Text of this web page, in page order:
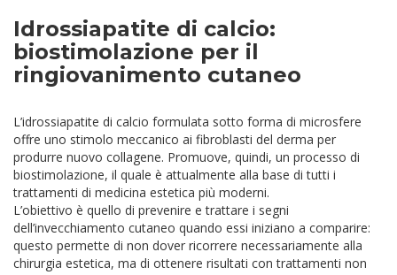
Idrossiapatite di calcio:
biostimolazione per il
ringiovanimento cutaneo
L’idrossiapatite di calcio formulata sotto forma di microsfere
offre uno stimolo meccanico ai fibroblasti del derma per
produrre nuovo collagene. Promuove, quindi, un processo di
biostimolazione, il quale è attualmente alla base di tutti i
trattamenti di medicina estetica più moderni.
L’obiettivo è quello di prevenire e trattare i segni
dell’invecchiamento cutaneo quando essi iniziano a comparire:
questo permette di non dover ricorrere necessariamente alla
chirurgia estetica, ma di ottenere risultati con trattamenti non